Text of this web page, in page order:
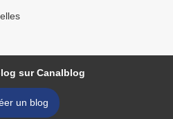
sur Canalblog
un blog